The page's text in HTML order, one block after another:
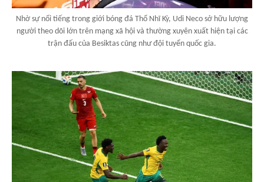
Nhờ sự nổi tiếng trong giới bóng đá Thổ Nhĩ Kỳ, Udi Neco sở hữu lượng
người theo dõi lớn trên mạng xã hội và thường xuyên xuất hiện tại các
trận đấu của Besiktas cũng như đội tuyển quốc gia.